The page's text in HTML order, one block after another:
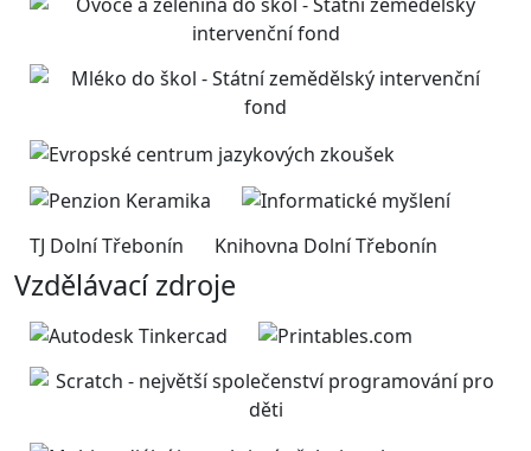
TJ Dolní Třebonín Knihovna Dolní Třebonín
Vzdělávací zdroje